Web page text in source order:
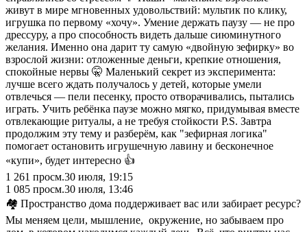
живут в мире мгновенных удовольствий: мультик по клику,
игрушка по первому «хочу». Умение держать паузу — не про
дрессуру, а про способность видеть дальше сиюминутного
желания. Именно она дарит ту самую «двойную зефирку» во
взрослой жизни: отложенные деньги, крепкие отношения,
спокойные нервы 🤫 Маленький секрет из эксперимента:
лучше всего ждать получалось у детей, которые умели
отвлечься — пели песенку, просто отворачивались, пытались
играть. Учить ребёнка паузе можно мягко, придумывая вместе
отвлекающие ритуалы, а не требуя стойкости P.S. Завтра
продолжим эту тему и разберём, как "зефирная логика"
помогает остановить игрушечную лавину и бесконечное
«купи», будет интересно 👍
1 261 просм.30 июля, 19:15
1 085 просм.30 июля, 13:46
🏘 Пространство дома поддерживает вас или забирает ресурс?
Мы меняем цели, мышление, окружение, но забываем про